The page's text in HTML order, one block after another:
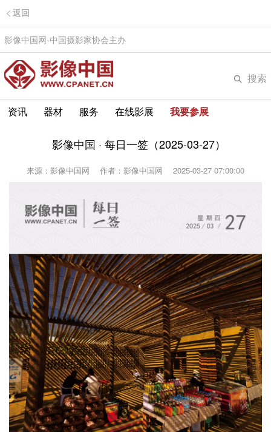
返回
影像中国网-中国摄影家协会主办
搜索
资讯 器材 服务 在线影展 我要参展
影像中国 · 每日一签（2025-03-27）
来源：影像中国网 作者：影像中国网 2025-03-27 07:00:00